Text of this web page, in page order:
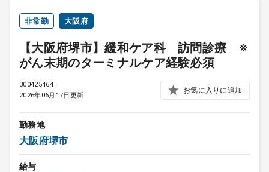
非常勤 大阪府
【大阪府堺市】緩和ケア科 訪問診療 ※
がん末期のターミナルケア経験必須
300425464
2026年06月17日更新
お気に入りに追加
勤務地
大阪府堺市
給与